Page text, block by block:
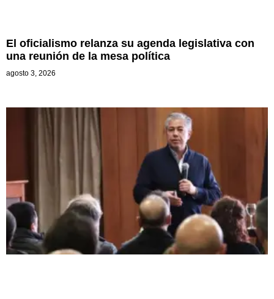
El oficialismo relanza su agenda legislativa con
una reunión de la mesa política
agosto 3, 2026